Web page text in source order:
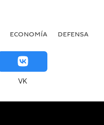
ECONOMÍA DEFENSA
VK